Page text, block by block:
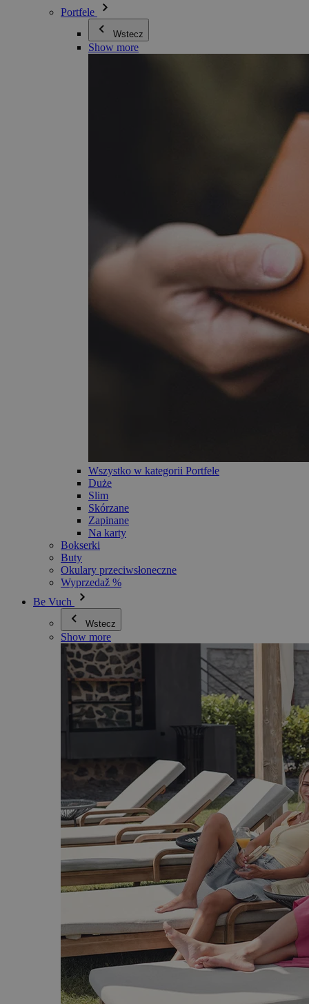
Portfele
Wstecz
Show more
Wszystko w kategorii Portfele
Duże
Slim
Skórzane
Zapinane
Na karty
Bokserki
Buty
Okulary przeciwsłoneczne
Wyprzedaž %
Be Vuch
Wstecz
Show more